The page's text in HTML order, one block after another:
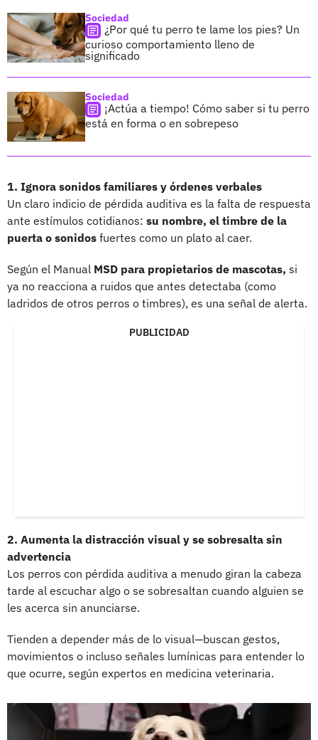
Sociedad
¿Por qué tu perro te lame los pies? Un
curioso comportamiento lleno de
significado
Sociedad
¡Actúa a tiempo! Cómo saber si tu perro
está en forma o en sobrepeso
1. Ignora sonidos familiares y órdenes verbales
Un claro indicio de pérdida auditiva es la falta de respuesta
ante estímulos cotidianos: su nombre, el timbre de la
puerta o sonidos fuertes como un plato al caer.
Según el Manual MSD para propietarios de mascotas, si
ya no reacciona a ruidos que antes detectaba (como
ladridos de otros perros o timbres), es una señal de alerta.
PUBLICIDAD
2. Aumenta la distracción visual y se sobresalta sin
advertencia
Los perros con pérdida auditiva a menudo giran la cabeza
tarde al escuchar algo o se sobresaltan cuando alguien se
les acerca sin anunciarse.
Tienden a depender más de lo visual—buscan gestos,
movimientos o incluso señales lumínicas para entender lo
que ocurre, según expertos en medicina veterinaria.